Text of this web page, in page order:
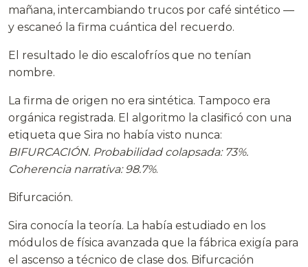
mañana, intercambiando trucos por café sintético —
y escaneó la firma cuántica del recuerdo.
El resultado le dio escalofríos que no tenían
nombre.
La firma de origen no era sintética. Tampoco era
orgánica registrada. El algoritmo la clasificó con una
etiqueta que Sira no había visto nunca:
BIFURCACIÓN. Probabilidad colapsada: 73%.
Coherencia narrativa: 98.7%.
Bifurcación.
Sira conocía la teoría. La había estudiado en los
módulos de física avanzada que la fábrica exigía para
el ascenso a técnico de clase dos. Bifurcación